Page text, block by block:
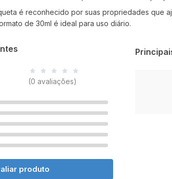
é reconhecido por suas propriedades que
de 30ml é ideal para uso diário.
(0 avaliações)
produto